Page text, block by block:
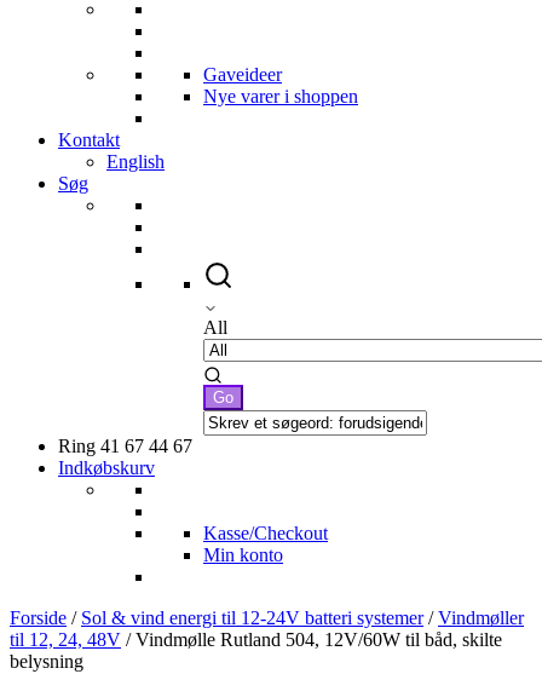
Gaveideer
Nye varer i shoppen
Kontakt
English
Søg
All
Ring 41 67 44 67
Indkøbskurv
Kasse/Checkout
Min konto
Forside / Sol & vind energi til 12-24V batteri systemer/Vindmøller
til 12, 24, 48V / Vindmølle Rutland 504, 12V/60W til båd, skilte
belysning